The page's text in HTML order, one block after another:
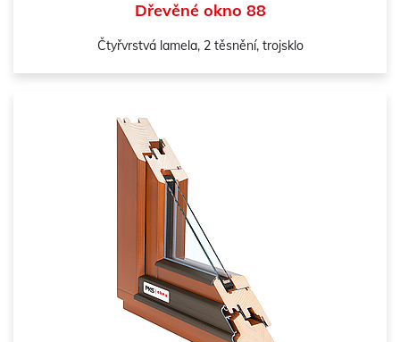
Dřevěné okno 88
Čtyřvrstvá lamela, 2 těsnění, trojsklo